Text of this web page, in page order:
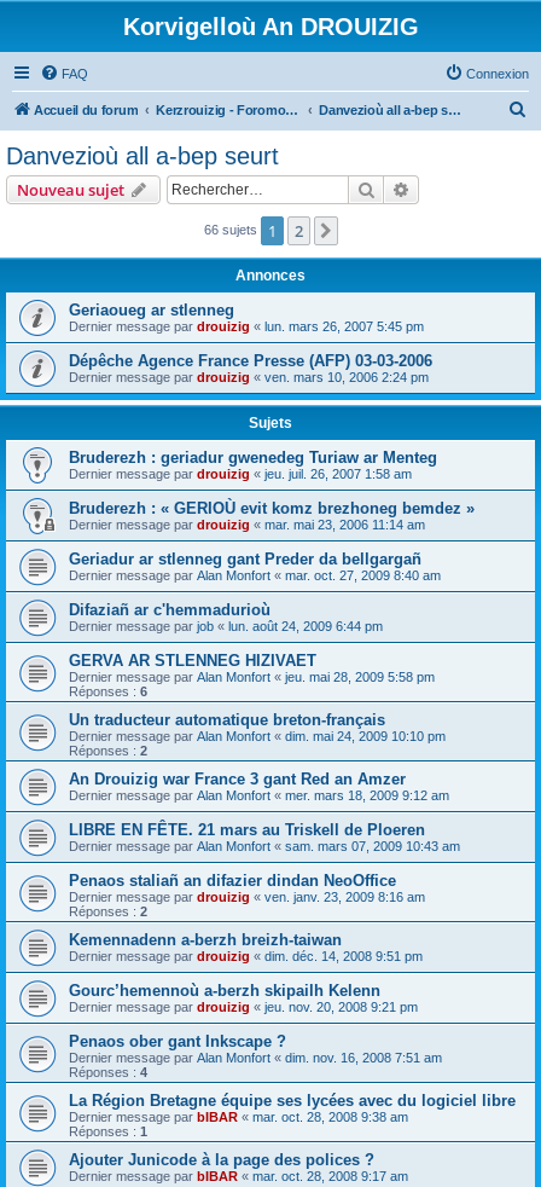
Korvigelloù An DROUIZIG
FAQ Connexion
Accueil du forum Kerzrouizig - Foromoù An Drouizig Danvezioù all a-bep seurt
e
Danvezioù all a-bep seurt
Nouveau sujet Rechercher
66 sujets 1 2
Annonces
Geriaoueg ar stlenneg
Dernier message par drouizig « lun. mars 26, 2007 5:45 pm
Dépêche Agence France Presse (AFP) 03-03-2006
Dernier message par drouizig « ven. mars 10, 2006 2:24 pm
Sujets
Bruderezh : geriadur gwenedeg Turiaw ar Menteg
Dernier message par drouizig « jeu. juil. 26, 2007 1:58 am
Bruderezh : « GERIOÙ evit komz brezhoneg bemdez »
Dernier message par drouizig « mar. mai 23, 2006 11:14 am
Geriadur ar stlenneg gant Preder da bellgargañ
Dernier message par Alan Monfort « mar. oct. 27, 2009 8:40 am
Difaziañ ar c'hemmadurioù
Dernier message par job « lun. août 24, 2009 6:44 pm
GERVA AR STLENNEG HIZIVAET
Dernier message par Alan Monfort « jeu. mai 28, 2009 5:58 pm
Réponses : 6
Un traducteur automatique breton-français
Dernier message par Alan Monfort « dim. mai 24, 2009 10:10 pm
Réponses : 2
An Drouizig war France 3 gant Red an Amzer
Dernier message par Alan Monfort « mer. mars 18, 2009 9:12 am
LIBRE EN FÊTE. 21 mars au Triskell de Ploeren
Dernier message par Alan Monfort « sam. mars 07, 2009 10:43 am
Penaos staliañ an difazier dindan NeoOffice
Dernier message par drouizig « ven. janv. 23, 2009 8:16 am
Réponses : 2
Kemennadenn a-berzh breizh-taiwan
Dernier message par drouizig « dim. déc. 14, 2008 9:51 pm
Gourc’hemennoù a-berzh skipailh Kelenn
Dernier message par drouizig « jeu. nov. 20, 2008 9:21 pm
Penaos ober gant Inkscape ?
Dernier message par Alan Monfort « dim. nov. 16, 2008 7:51 am
Réponses : 4
La Région Bretagne équipe ses lycées avec du logiciel libre
Dernier message par bIBAR « mar. oct. 28, 2008 9:38 am
Réponses : 1
Ajouter Junicode à la page des polices ?
Dernier message par bIBAR « mar. oct. 28, 2008 9:17 am